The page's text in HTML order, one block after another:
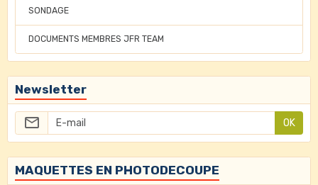
SONDAGE
DOCUMENTS MEMBRES JFR TEAM
Newsletter
OK
MAQUETTES EN PHOTODECOUPE